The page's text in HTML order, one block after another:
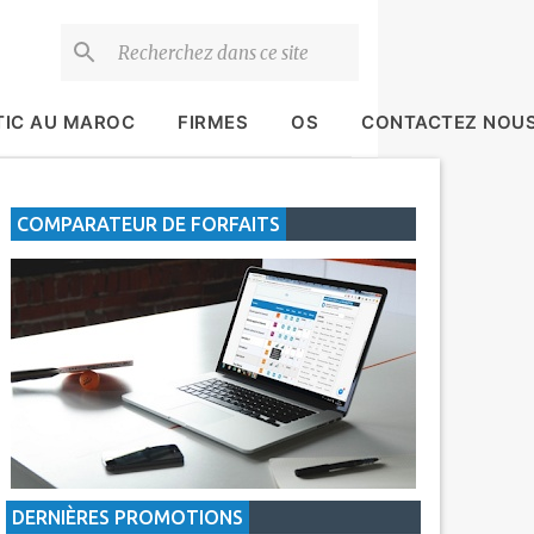
AU MAROC FIRMES OS CONTACTEZ
COMPARATEUR DE FORFAITS
DERNIÈRES PROMOTIONS